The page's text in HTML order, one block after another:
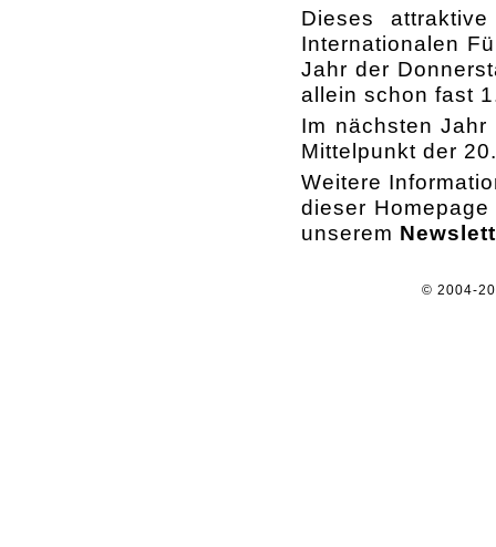
Dieses
Internationalen
Jahr der
allein schon fast
Im nächsten
Mittelpunkt der
Weitere
dieser
unserem
© 2004-